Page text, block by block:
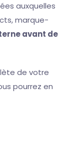
auxquelles
marque-
avant de
de votre
pourrez en